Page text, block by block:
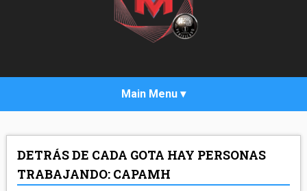
DETRÁS DE CADA GOTA HAY PERSONAS
TRABAJANDO: CAPAMH